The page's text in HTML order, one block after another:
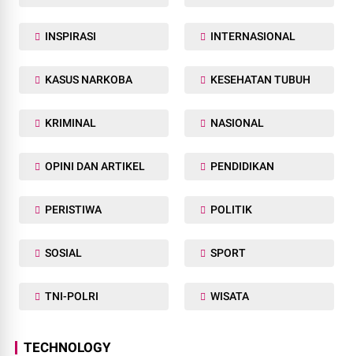
INSPIRASI INTERNASIONAL
KASUS NARKOBA KESEHATAN TUBUH
KRIMINAL NASIONAL
OPINI DAN ARTIKEL PENDIDIKAN
PERISTIWA POLITIK
SOSIAL SPORT
TNI-POLRI WISATA
TECHNOLOGY